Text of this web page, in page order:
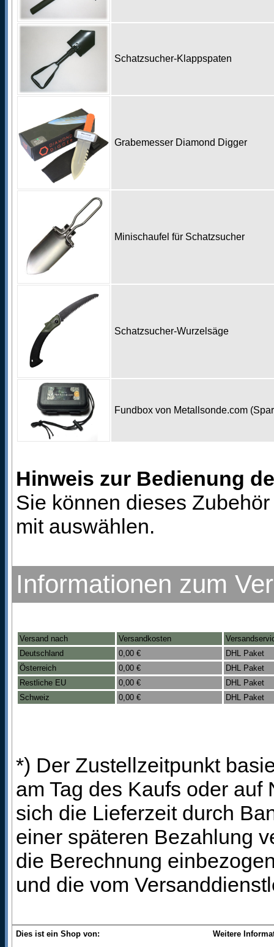
Schatzsucher-Klappspaten
Grabemesser Diamond Digger
Minischaufel für Schatzsucher
Schatzsucher-Wurzelsäge
Fundbox von Metallsonde.com
Hinweis zur Bedienung
Sie können dieses
mit auswählen.
Informationen zum
Versand nach Versandkosten
Deutschland
0,00 €
DHL Paket
Österreich
0,00 €
DHL Paket
Restliche EU
0,00 €
DHL Paket
Schweiz
0,00 € DHL Paket
*) Der Zustellzeitpunkt
am Tag des Kaufs oder
sich die Lieferzeit durch
einer späteren Bezahlung
die Berechnung
und die vom
Dies ist ein Shop von:
Weitere